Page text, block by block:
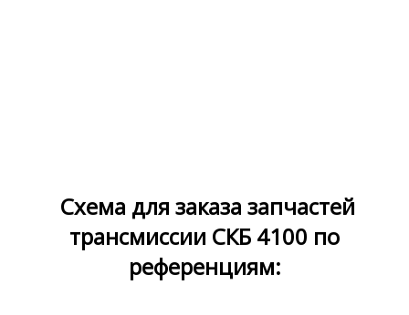
Схема для заказа запчастей
трансмиссии СКБ 4100 по
референциям: